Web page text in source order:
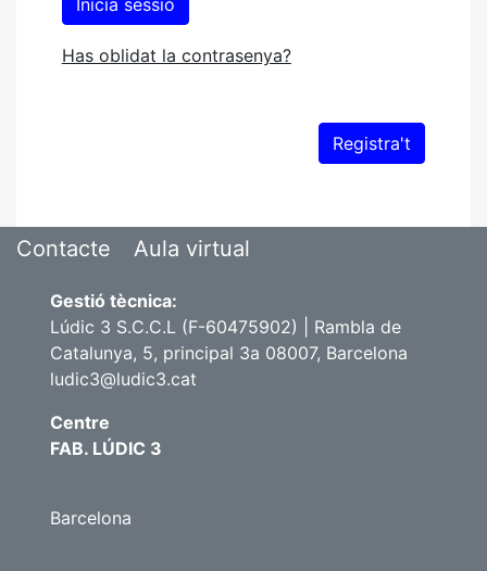
Has oblidat la contrasenya?
Contacte Aula virtual
Gestió tècnica:
Lúdic 3 S.C.C.L (F-60475902) | Rambla de
Catalunya, 5, principal 3a 08007, Barcelona
ludic3@ludic3.cat
Centre
FAB. LÚDIC 3
Barcelona